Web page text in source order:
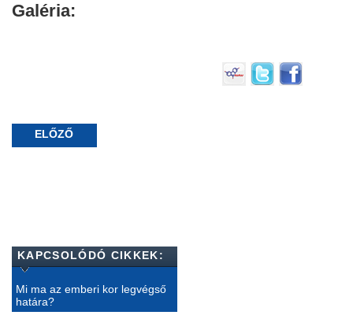
Galéria:
ELŐZŐ
KAPCSOLÓDÓ CIKKEK:
Mi ma az emberi kor legvégső
határa?